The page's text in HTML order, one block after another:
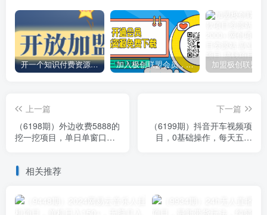
开一个知识付费资源网站，小白也能日入1000+ 加入极创联盟会员，全站资源免费学习。
上一篇
（6198期）外边收费5888的
挖一挖项目，单日单窗口可
下一篇
（6199期）抖音开车视频项
目，0基础操作，每天五分
相关推荐